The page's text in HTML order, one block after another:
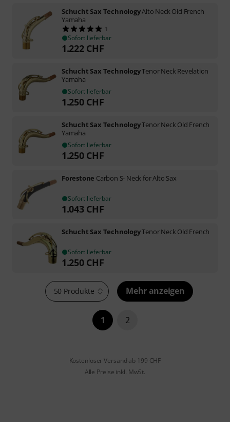
Schucht Sax TechnologyAlto Neck Old French
Yamaha
1
Sofort lieferbar
1.222 CHF
Schucht Sax TechnologyTenor Neck Revelation
Yamaha
Sofort lieferbar
1.250 CHF
Schucht Sax TechnologyTenor Neck Old French
Yamaha
Sofort lieferbar
1.250 CHF
Forestone Carbon S- Neck for Alto Sax
Sofort lieferbar
1.043 CHF
Schucht Sax TechnologyTenor Neck Old French
Sofort lieferbar
1.250 CHF
50 Produkte Mehr anzeigen
1 2
Kostenloser Versand ab 199 CHF
Alle Preise inkl. MwSt.